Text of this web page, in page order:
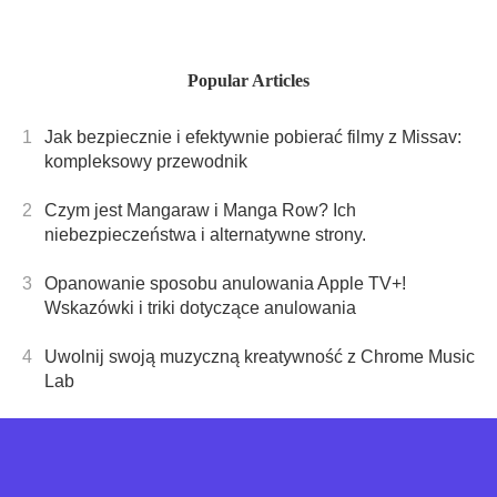
dzięki naszym
Popular Articles
1
Jak bezpiecznie i efektywnie pobierać filmy z Missav:
kompleksowy przewodnik
2
Czym jest Mangaraw i Manga Row? Ich
niebezpieczeństwa i alternatywne strony.
3
Opanowanie sposobu anulowania Apple TV+!
Wskazówki i triki dotyczące anulowania
4
Uwolnij swoją muzyczną kreatywność z Chrome Music
Lab